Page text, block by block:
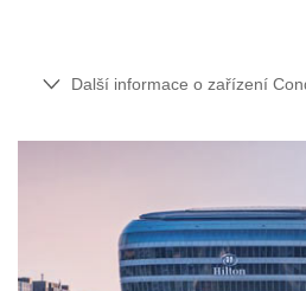
Další informace o zařízení